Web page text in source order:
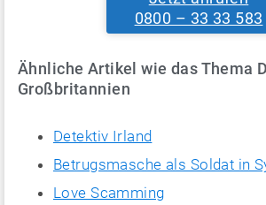
0800 – 33 33 583
Ähnliche Artikel wie das Thema
Großbritannien
Detektiv Irland
Betrugsmasche als Soldat in
Love Scamming